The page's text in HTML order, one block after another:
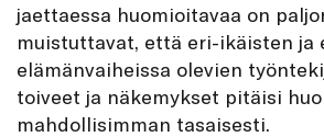
jaettaessa ­huomioitavaa on
muistuttavat, että eri-ikäisten ja
elämänvaiheissa olevien
toiveet ja näkemykset pitäisi
mahdollisimman tasaisesti.